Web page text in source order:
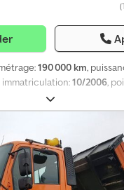
190 000 km,
immatriculation:10/2006,
, couleur:
Euro 4,
filtre à particules,
de stabilité (ESP),
405-12 Première main
Euro 4 - Climatisation -
direction réversible -